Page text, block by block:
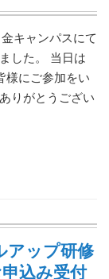
キャンパスにて
した。 当日は
様にご参加をい
りがとうござい
アップ研修
込み受付